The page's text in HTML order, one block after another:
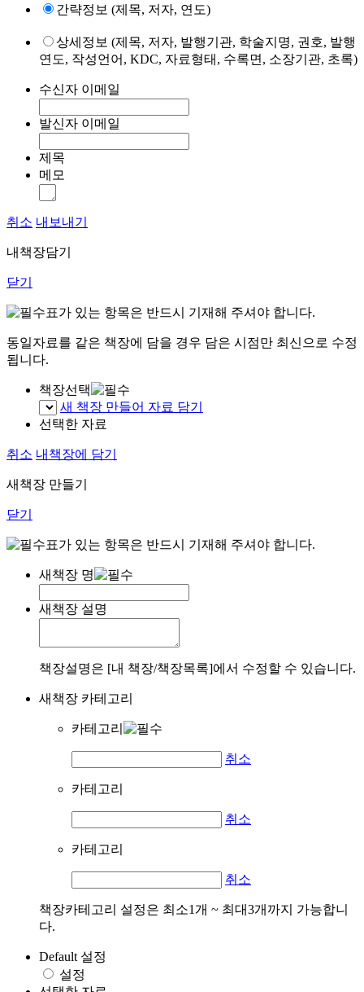
간략정보 (제목, 저자, 연도)
상세정보 (제목, 저자, 발행기관, 학술지명, 권호, 발행
연도, 작성언어, KDC, 자료형태, 수록면, 소장기관, 초록)
수신자 이메일
발신자 이메일
제목
메모
취소 내보내기
내책장담기
닫기
표가 있는 항목은 반드시 기재해 주셔야 합니다.
동일자료를 같은 책장에 담을 경우 담은 시점만 최신으로 수정
됩니다.
책장선택
새 책장 만들어 자료 담기
선택한 자료
취소 내책장에 담기
새책장 만들기
닫기
표가 있는 항목은 반드시 기재해 주셔야 합니다.
새책장 명
새책장 설명
책장설명은 [내 책장/책장목록]에서 수정할 수 있습니다.
새책장 카테고리
카테고리
취소
카테고리
취소
카테고리
취소
책장카테고리 설정은 최소1개 ~ 최대3개까지 가능합니
다.
Default 설정
설정